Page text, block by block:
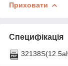
Приховати
Специфікація